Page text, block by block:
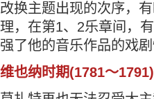
改换主题出现的次序，
理，在第1、2乐章间，
强了他的音乐作品的戏
维也纳时期(1781～1791)